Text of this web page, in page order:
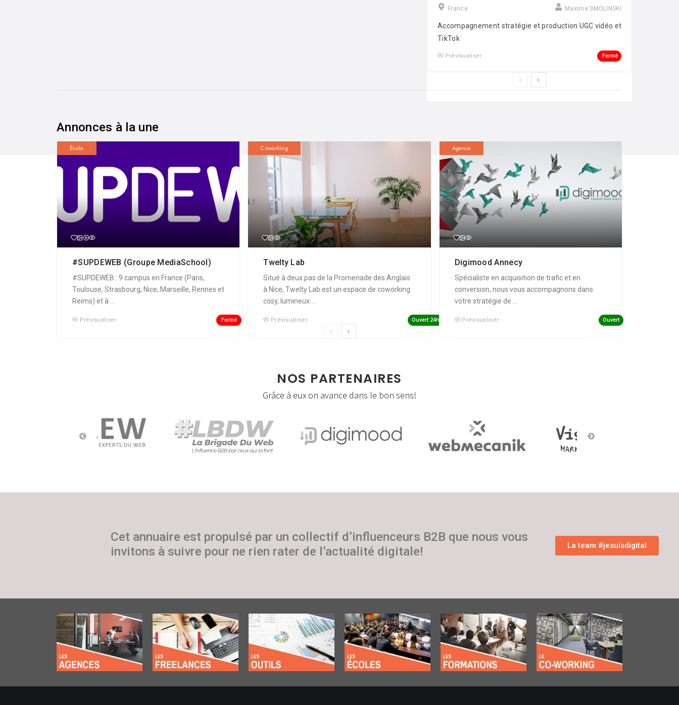
France Maxime SMOLINSKI
Accompagnement stratégie et production UGC vidéo et
TikTok
Prévisualiser Fermé
Annonces à la une
École
#SUPDEWEB (Groupe MediaSchool)
#SUPDEWEB : 9 campus en France (Paris,
Toulouse, Strasbourg, Nice, Marseille, Rennes et
Reims) et à ...
Prévisualiser Fermé
Coworking
Twelty Lab
Situé à deux pas de la Promenade des Anglais
à Nice, Twelty Lab est un espace de coworking
cosy, lumineux ...
Prévisualiser Ouvert 24h
Agence
Digimood Annecy
Spécialiste en acquisition de trafic et en
conversion, nous vous accompagnons dans
votre stratégie de ...
Prévisualiser Ouvert
NOS PARTENAIRES
Grâce à eux on avance dans le bon sens!
Cet annuaire est propulsé par un collectif d’influenceurs B2B que nous vous
invitons à suivre pour ne rien rater de l’actualité digitale!
La team #jesuisdigital